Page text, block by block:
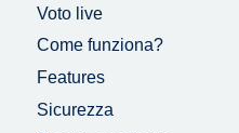
Voto live
Come funziona?
Features
Sicurezza